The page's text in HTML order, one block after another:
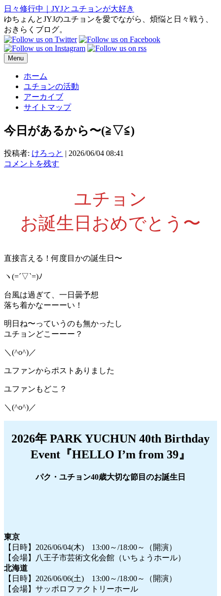
日々修行中｜JYJとユチョンが大好き
ゆちょんとJYJのユチョンを愛でながら、煩悩と日々戦う、
おきらくブログ。
Menu
ホーム
ユチョンの活動
アーカイブ
サイトマップ
今日があるから〜(⁠≧⁠▽⁠≦⁠)
投稿者: けろっと | 2026/06/04 08:41
コメントを残す
ユチョン
お誕生日おめでとう〜
直接言える！何度目かの誕生日〜
ヽ(=´▽`=)ﾉ
台風は過ぎて、一日曇予想
落ち着かなーーーい！
明日ね〜っていうのも無かったし
ユチョンどこーーー？
＼(^o^)／
ユファンからポストありました
ユファンもどこ？
＼(^o^)／
2026年 PARK YUCHUN 40th Birthday
Event『HELLO I’m from 39』
パク・ユチョン40歳大切な節目のお誕生日
東京
【日時】2026/06/04(木) 13:00～/18:00～（開演）
【会場】八王子市芸術文化会館（いちょうホール）
北海道
【日時】2026/06/06(土) 13:00～/18:00～（開演）
【会場】サッポロファクトリーホール